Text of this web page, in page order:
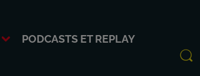
PODCASTS ET REPLAY